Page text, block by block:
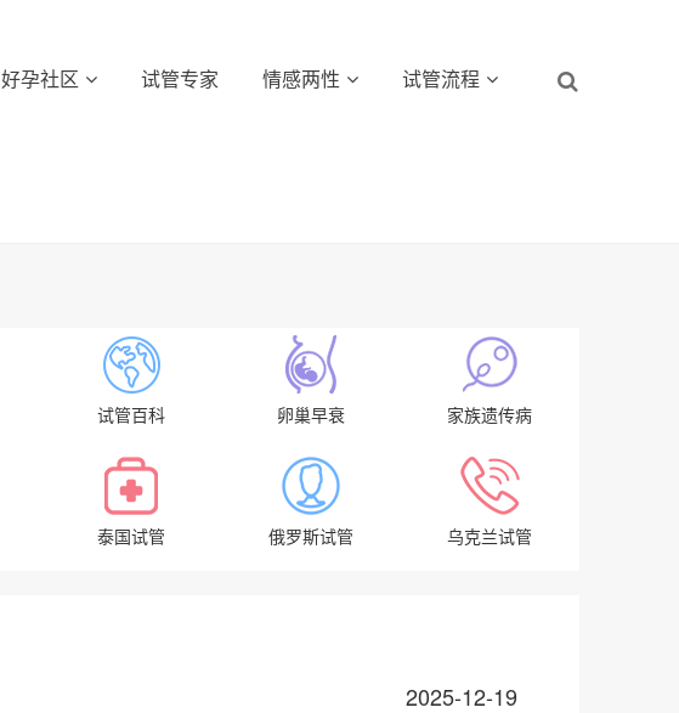
好孕社区 试管专家 情感两性 试管流程
试管百科 卵巢早衰 家族遗传病
泰国试管 俄罗斯试管 乌克兰试管
2025-12-19